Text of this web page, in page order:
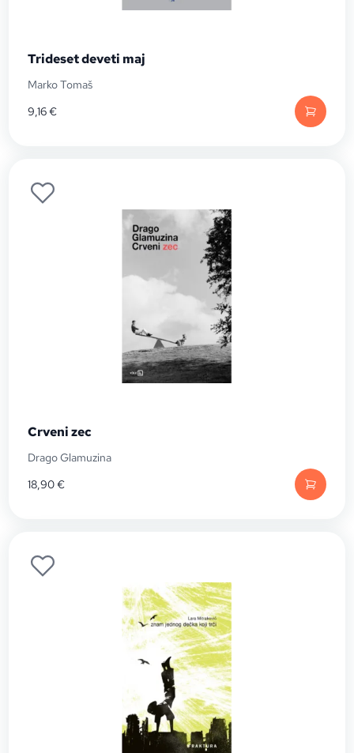
Trideset deveti maj
Marko Tomaš
9,16€
Crveni zec
Drago Glamuzina
18,90€